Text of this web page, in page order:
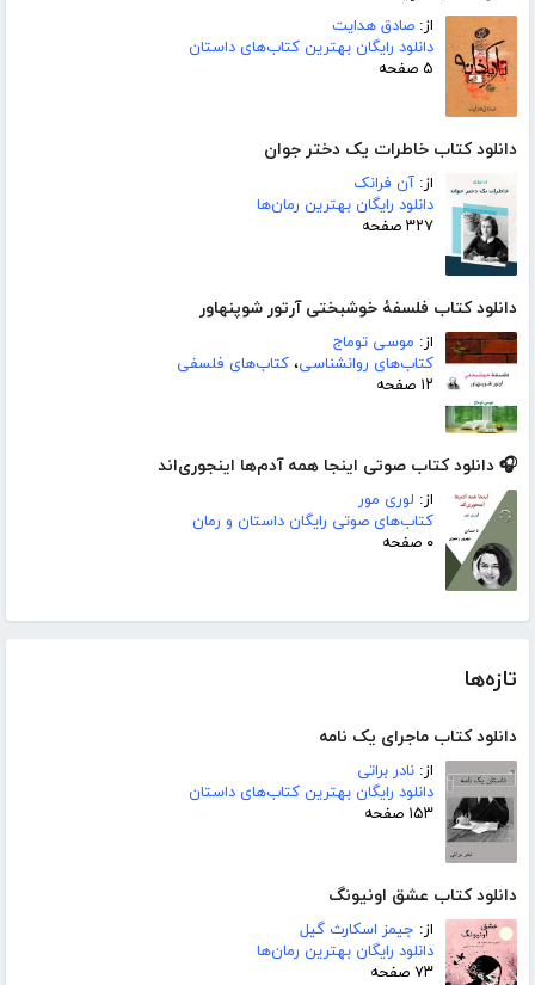
از: صادق هدایت
دانلود رایگان بهترین کتاب‌های داستان
۵ صفحه
دانلود کتاب خاطرات یک دختر جوان
از: آن فرانک
دانلود رایگان بهترین رمان‌ها
۳۲۷ صفحه
دانلود کتاب فلسفۀ خوشبختی آرتور شوپنهاور
از: موسی توماج
کتاب‌های روانشناسی، کتاب‌های فلسفی
۱۲ صفحه
🎧 دانلود کتاب صوتی اینجا همه آدم‌ها اینجوری‌اند
از: لوری مور
کتاب‌های صوتی رایگان داستان و رمان
۰ صفحه
تازه‌ها
دانلود کتاب ماجرای یک نامه
از: نادر براتی
دانلود رایگان بهترین کتاب‌های داستان
۱۵۳ صفحه
دانلود کتاب عشق اونیونگ
از: جیمز اسکارث گیل
دانلود رایگان بهترین رمان‌ها
۷۳ صفحه